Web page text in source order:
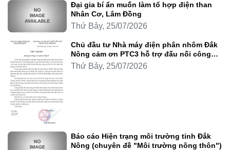
Đại gia bí ẩn muốn làm tổ hợp điện than
Nhân Cơ, Lâm Đồng
Thứ Bảy, 25/07/2026
Chủ đầu tư Nhà máy điện phân nhôm Đắk
Nông cảm ơn PTC3 hỗ trợ đấu nối công
trình
Thứ Bảy, 25/07/2026
Báo cáo Hiện trạng môi trường tỉnh Đắk
Nông (chuyên đề "Môi trường nông thôn")